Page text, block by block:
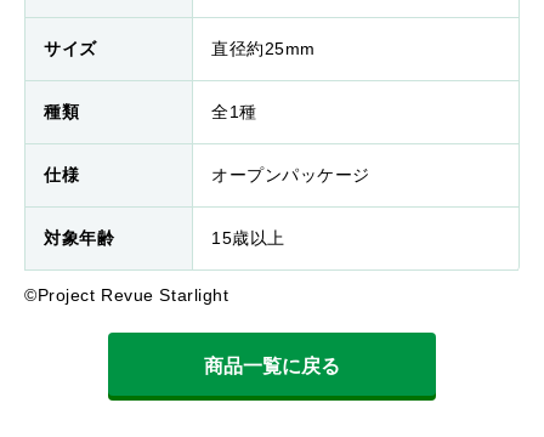
サイズ 直径約25mm
種類 全1種
仕様 オープンパッケージ
対象年齢 15歳以上
©Project Revue Starlight
商品一覧に戻る